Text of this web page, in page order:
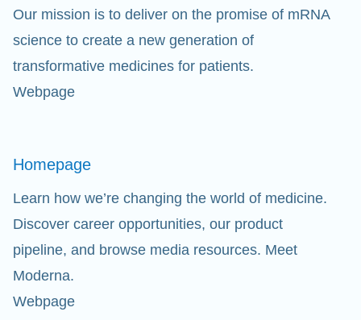
Our mission is to deliver on the promise of mRNA
science to create a new generation of
transformative medicines for patients.
Webpage
Homepage
Learn how we’re changing the world of medicine.
Discover career opportunities, our product
pipeline, and browse media resources. Meet
Moderna.
Webpage